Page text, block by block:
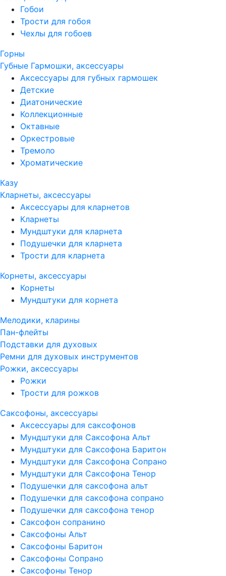
Гобои
Трости для гобоя
Чехлы для гобоев
Горны
Губные Гармошки, аксессуары
Аксессуары для губных гармошек
Детские
Диатонические
Коллекционные
Октавные
Оркестровые
Тремоло
Хроматические
Казу
Кларнеты, аксессуары
Аксессуары для кларнетов
Кларнеты
Мундштуки для кларнета
Подушечки для кларнета
Трости для кларнета
Корнеты, аксессуары
Корнеты
Мундштуки для корнета
Мелодики, кларины
Пан-флейты
Подставки для духовых
Ремни для духовых инструментов
Рожки, аксессуары
Рожки
Трости для рожков
Саксофоны, аксессуары
Аксессуары для саксофонов
Мундштуки для Саксофона Альт
Мундштуки для Саксофона Баритон
Мундштуки для Саксофона Сопрано
Мундштуки для Саксофона Тенор
Подушечки для саксофона альт
Подушечки для саксофона сопрано
Подушечки для саксофона тенор
Саксофон сопранино
Саксофоны Альт
Саксофоны Баритон
Саксофоны Сопрано
Саксофоны Тенор